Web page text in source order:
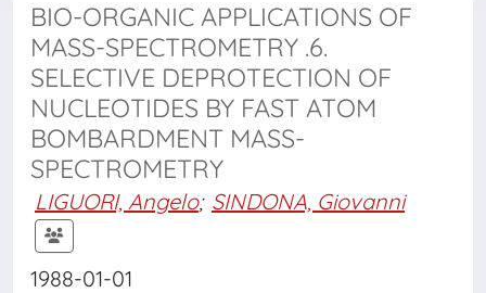
BIO-ORGANIC APPLICATIONS OF
MASS-SPECTROMETRY .6.
SELECTIVE DEPROTECTION OF
NUCLEOTIDES BY FAST ATOM
BOMBARDMENT MASS-
SPECTROMETRY
LIGUORI, Angelo; SINDONA, Giovanni
1988-01-01